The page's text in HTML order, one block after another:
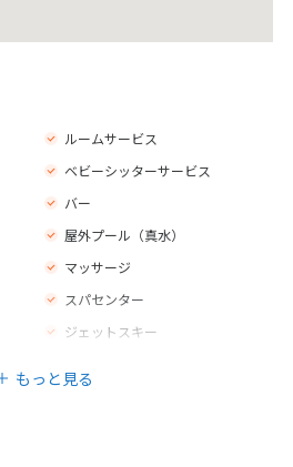
ルームサービス
ベビーシッターサービス
バー
屋外プール（真水）
マッサージ
スパセンター
ジェットスキー
もっと見る